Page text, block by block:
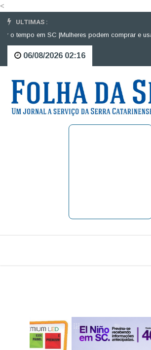
<
ULTIMAS :
em SC | Mulheres podem comprar e usar
06/08/2026 02:16